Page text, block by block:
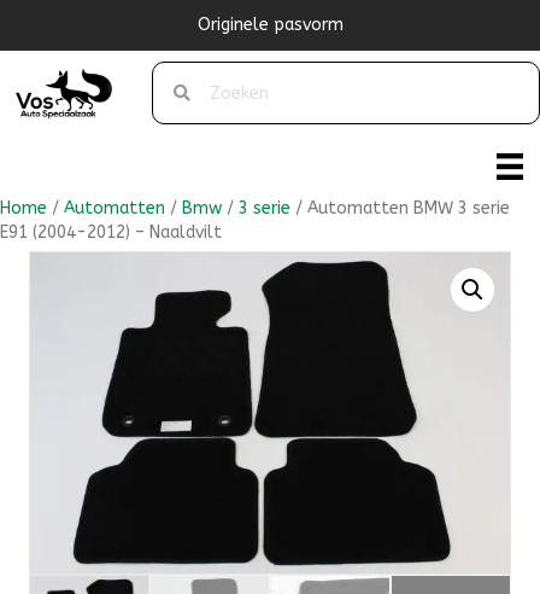
Originele pasvorm
Home / Automatten / Bmw / 3 serie / Automatten BMW 3 serie
E91 (2004-2012) – Naaldvilt